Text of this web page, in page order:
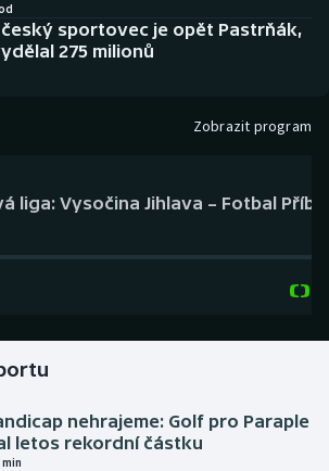
český sportovec je opět Pastrňák,
275 milionů
Zobrazit program
liga: Vysočina Jihlava – Fotbal
nehrajeme: Golf pro Paraple
letos rekordní částku